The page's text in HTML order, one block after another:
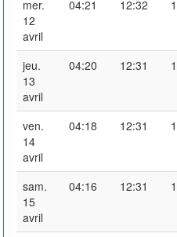
mer.
12
avril
04:21 12:32
jeu.
13
avril
04:20 12:31
ven.
14
avril
04:18 12:31
sam.
15
avril
04:16 12:31